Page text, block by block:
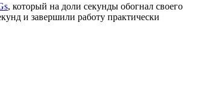
, который на доли секунды обогнал своего
и завершили работу практически